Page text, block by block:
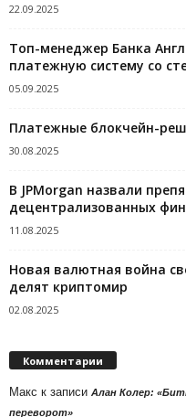
22.09.2025
Топ-менеджер Банка
платежную систему со
05.09.2025
Платежные блокчейн-
30.08.2025
В JPMorgan назвали
децентрализованных
11.08.2025
Новая валютная война
делят криптомир
02.08.2025
Комментарии
Макс к записи Алан Колер:
переворот»